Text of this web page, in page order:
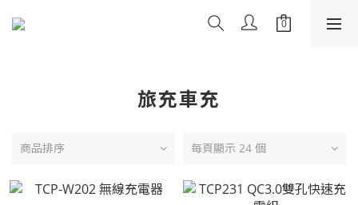
旅充車充
商品排序 每頁顯示 24 個